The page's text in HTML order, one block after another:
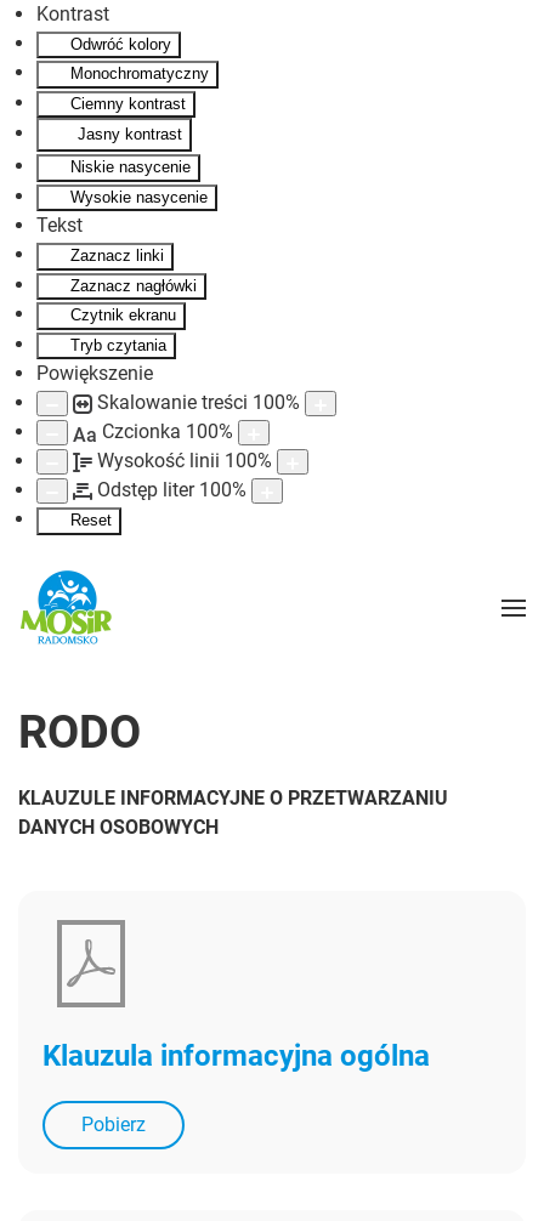
Kontrast
Odwróć kolory
Monochromatyczny
Ciemny kontrast
Jasny kontrast
Niskie nasycenie
Wysokie nasycenie
Tekst
Zaznacz linki
Zaznacz nagłówki
Czytnik ekranu
Tryb czytania
Powiększenie
Skalowanie treści 100%
Aa Czcionka 100%
Wysokość linii 100%
Odstęp liter 100%
Reset
Skip to main content
RODO
KLAUZULE INFORMACYJNE O PRZETWARZANIU
DANYCH OSOBOWYCH
Klauzula informacyjna ogólna
Pobierz